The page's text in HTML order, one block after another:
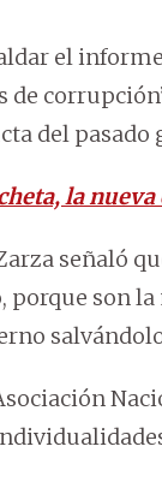
el
de
del pasado
la
señaló
son